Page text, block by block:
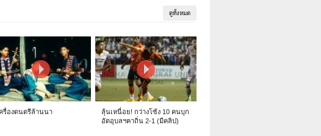
ดูทั้งหมด
รื่องดนตรีล้านนา
ลุ้นเหนื่อย! กว่างโซ้ง 10 คนบุก
อัดอุบลฯคาถิ่น 2-1 (มีคลิป)